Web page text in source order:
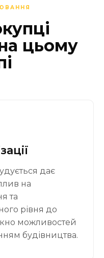
цьому
дає
на
та
рівня до
можливостей
будівництва.